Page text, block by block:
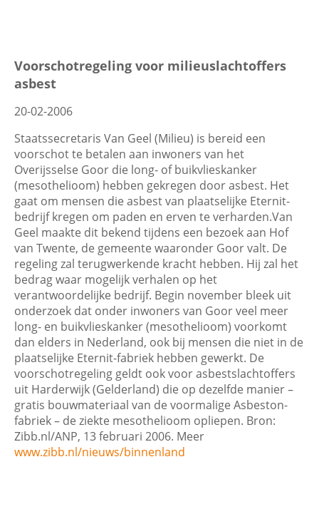
Voorschotregeling voor milieuslachtoffers
asbest
20-02-2006
Staatssecretaris Van Geel (Milieu) is bereid een
voorschot te betalen aan inwoners van het
Overijsselse Goor die long- of buikvlieskanker
(mesothelioom) hebben gekregen door asbest. Het
gaat om mensen die asbest van plaatselijke Eternit-
bedrijf kregen om paden en erven te verharden.Van
Geel maakte dit bekend tijdens een bezoek aan Hof
van Twente, de gemeente waaronder Goor valt. De
regeling zal terugwerkende kracht hebben. Hij zal het
bedrag waar mogelijk verhalen op het
verantwoordelijke bedrijf. Begin november bleek uit
onderzoek dat onder inwoners van Goor veel meer
long- en buikvlieskanker (mesothelioom) voorkomt
dan elders in Nederland, ook bij mensen die niet in de
plaatselijke Eternit-fabriek hebben gewerkt. De
voorschotregeling geldt ook voor asbestslachtoffers
uit Harderwijk (Gelderland) die op dezelfde manier –
gratis bouwmateriaal van de voormalige Asbeston-
fabriek – de ziekte mesothelioom opliepen. Bron:
Zibb.nl/ANP, 13 februari 2006. Meer
www.zibb.nl/nieuws/binnenland